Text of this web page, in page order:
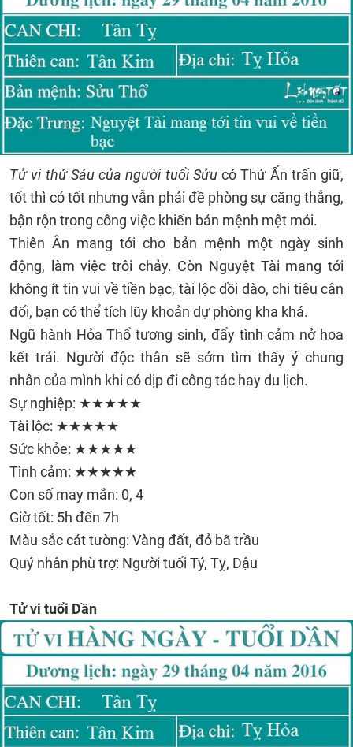
Tử vi thứ Sáu của người tuổi Sửucó Thứ Ấn trấn giữ,
tốt thì có tốt nhưng vẫn phải đề phòng sự căng thẳng,
bận rộn trong công việc khiến bản mệnh mệt mỏi.
Thiên Ân mang tới cho bản mệnh một ngày sinh
động, làm việc trôi chảy. Còn Nguyệt Tài mang tới
không ít tin vui về tiền bạc, tài lộc dồi dào, chi tiêu cân
đối, bạn có thể tích lũy khoản dự phòng kha khá.
Ngũ hành Hỏa Thổ tương sinh, đẩy tình cảm nở hoa
kết trái. Người độc thân sẽ sớm tìm thấy ý chung
nhân của mình khi có dịp đi công tác hay du lịch.
Sự nghiệp: ★★★★★
Tài lộc: ★★★★★
Sức khỏe: ★★★★★
Tình cảm: ★★★★★
Con số may mắn: 0, 4
Giờ tốt: 5h đến 7h
Màu sắc cát tường: Vàng đất, đỏ bã trầu
Quý nhân phù trợ: Người tuổi Tý, Tỵ, Dậu
Tử vi tuổi Dần